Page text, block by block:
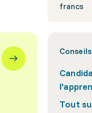
francs
Conseils
Tout